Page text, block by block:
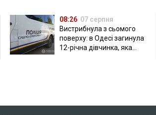
08:26 07 серпня
Вистрибнула з сьомого
поверху: в Одесі загинула
12-річна дівчинка, яка